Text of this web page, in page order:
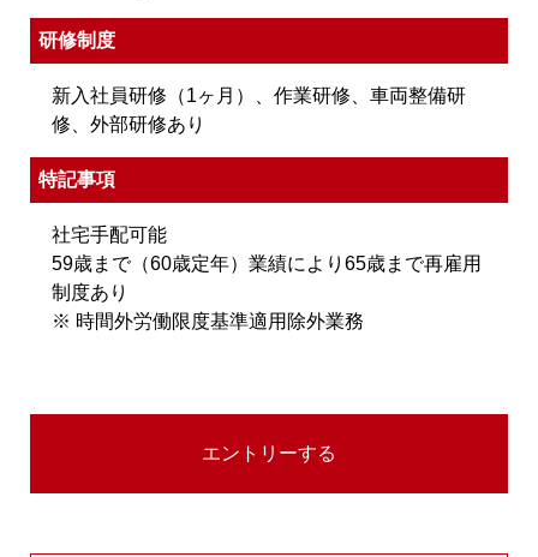
研修制度
新入社員研修（1ヶ月）、作業研修、車両整備研
修、外部研修あり
特記事項
社宅手配可能
59歳まで（60歳定年）業績により65歳まで再雇用
制度あり
※ 時間外労働限度基準適用除外業務